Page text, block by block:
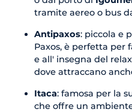
tramite aereo o bus
Antipaxos: piccola e
Paxos, è perfetta per
e all' insegna del
dove attraccano
Itaca: famosa per la
che offre un